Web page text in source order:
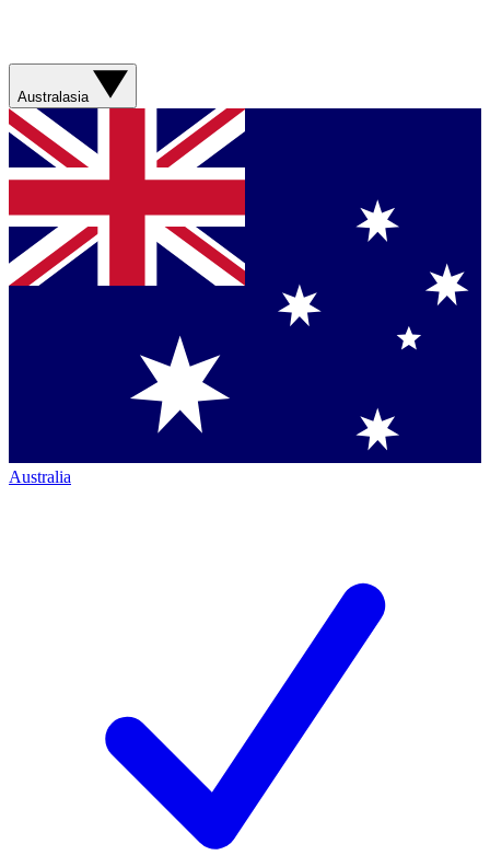
Australasia
Australia